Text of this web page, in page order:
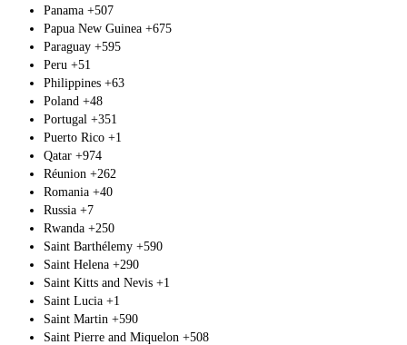
Panama +507
Papua New Guinea +675
Paraguay +595
Peru +51
Philippines +63
Poland +48
Portugal +351
Puerto Rico +1
Qatar +974
Réunion +262
Romania +40
Russia +7
Rwanda +250
Saint Barthélemy +590
Saint Helena +290
Saint Kitts and Nevis +1
Saint Lucia +1
Saint Martin +590
Saint Pierre and Miquelon +508